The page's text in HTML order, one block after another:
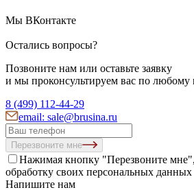
Мы ВКонтакте
Остались вопросы?
Позвоните нам или оставьте заявку
и мы проконсультируем вас по любому
8 (499) 112-44-29
email: sale@brusina.ru
Перезвоните мне
Нажимая кнопку "Перезвоните мне",
обработку своих персональных данных
Напишите нам